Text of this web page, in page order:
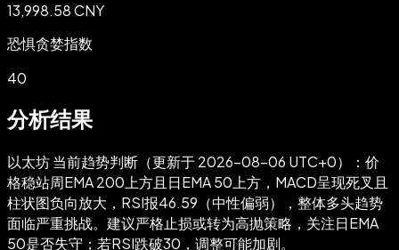
13,998.58 CNY
恐惧贪婪指数
40
分析结果
以太坊 当前趋势判断（更新于 2026-08-06 UTC+0）：价
格稳站周EMA 200上方且日EMA 50上方，MACD呈现死叉且
柱状图负向放大，RSI报46.59（中性偏弱），整体多头趋势
面临严重挑战。建议严格止损或转为高抛策略，关注日EMA
50是否失守；若RSI跌破30，调整可能加剧。